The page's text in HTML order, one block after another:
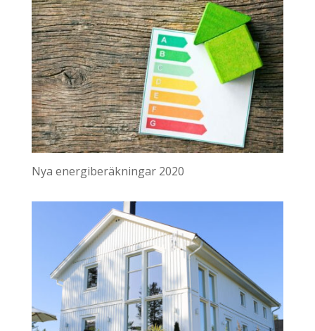
Nya energiberäkningar 2020